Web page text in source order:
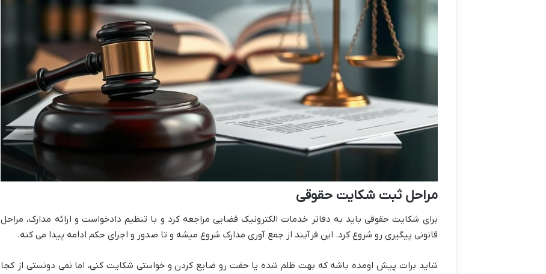
مراحل ثبت شکایت حقوقی
برای شکایت حقوقی باید به دفاتر خدمات الکترونیک قضایی مراجعه کرد و با تنظیم دادخواست و ارائه مدارک، مراحل
قانونی پیگیری رو شروع کرد. این فرآیند از جمع آوری مدارک شروع میشه و تا صدور و اجرای حکم ادامه پیدا می کنه.
شاید برات پیش اومده باشه که بهت ظلم شده یا حقت رو ضایع کردن و خواستی شکایت کنی، اما نمی دونستی از کجا